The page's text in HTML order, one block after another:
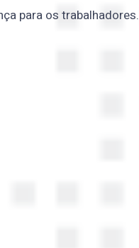
para os trabalhadores.